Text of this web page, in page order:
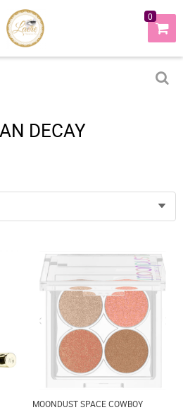
0
DECAY
MOONDUST SPACE COWBOY